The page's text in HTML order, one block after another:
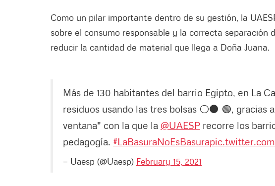
Como un pilar importante dentro de su gestión, la
sobre el consumo responsable y la correcta separación
reducir la cantidad de material que llega a Doña Juana.
Más de 130 habitantes del barrio Egipto, en La
residuos usando las tres bolsas ⚪⚫ 🟢, gracias
ventana" con la que la @UAESP recorre los
pedagogía. #LaBasuraNoEsBasura
— Uaesp (@Uaesp) February 15, 2021